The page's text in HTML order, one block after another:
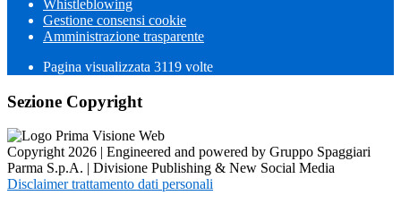
Whistleblowing
Gestione consensi cookie
Amministrazione trasparente
Pagina visualizzata 3119 volte
Sezione Copyright
Copyright 2026 | Engineered and powered by Gruppo Spaggiari
Parma S.p.A. | Divisione Publishing & New Social Media
Disclaimer trattamento dati personali